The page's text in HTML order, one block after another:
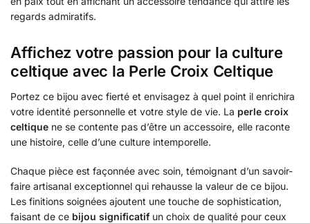
regards admiratifs.
Affichez votre passion pour la culture
celtique avec la Perle Croix Celtique
Portez ce bijou avec fierté et envisagez à quel point il enrichira
votre identité personnelle et votre style de vie. La perle croix
celtique ne se contente pas d’être un accessoire, elle raconte
une histoire, celle d’une culture intemporelle.
Chaque pièce est façonnée avec soin, témoignant d’un savoir-
faire artisanal exceptionnel qui rehausse la valeur de ce bijou.
Les finitions soignées ajoutent une touche de sophistication,
faisant de ce bijou significatifun choix de qualité pour ceux